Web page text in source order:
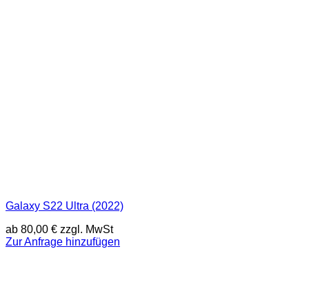
Galaxy S22 Ultra (2022)
ab 80,00 € zzgl. MwSt
Zur Anfrage hinzufügen